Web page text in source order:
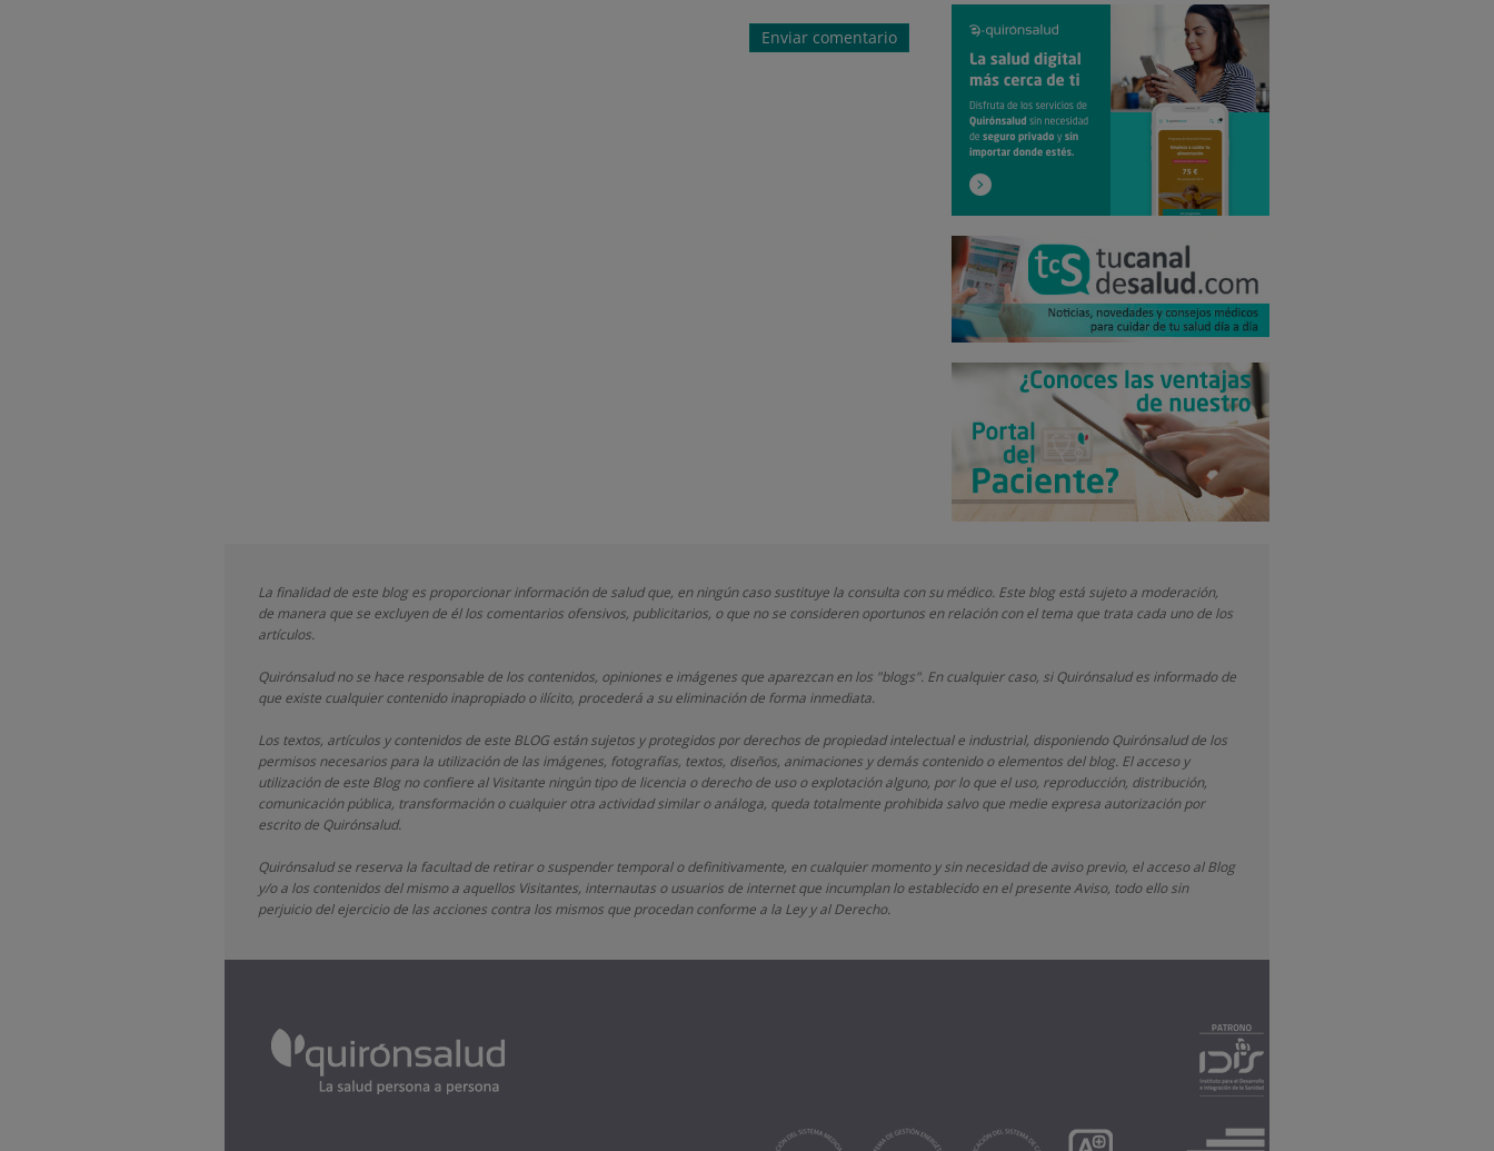
La finalidad de este blog es proporcionar información de salud que, en ningún caso sustituye la consulta con su médico. Este blog está sujeto a moderación,
de manera que se excluyen de él los comentarios ofensivos, publicitarios, o que no se consideren oportunos en relación con el tema que trata cada uno de los
artículos.
Quirónsaludno se hace responsable de los contenidos, opiniones e imágenes que aparezcan en los "blogs". En cualquier caso, si Quirónsaludes informado de
que existe cualquier contenido inapropiado o ilícito, procederá a su eliminación de forma inmediata.
Los textos, artículos y contenidos de este BLOG están sujetos y protegidos por derechos de propiedad intelectual e industrial, disponiendoQuirónsaludde los
permisos necesarios para la utilización de las imágenes, fotografías, textos, diseños, animaciones y demás contenido o elementos del blog. El acceso y
utilización de este Blog no confiere al Visitante ningún tipo de licencia o derecho de uso o explotación alguno, por lo que el uso, reproducción, distribución,
comunicación pública, transformación o cualquier otra actividad similar o análoga, queda totalmente prohibida salvo que medie expresa autorización por
escrito de Quirónsalud.
Quirónsaludse reserva la facultad de retirar o suspender temporal o definitivamente, en cualquier momento y sin necesidad de aviso previo, el acceso al Blog
y/o a los contenidos del mismo a aquellos Visitantes, internautas o usuarios de internet que incumplan lo establecido en el presente Aviso, todo ello sin
perjuicio del ejercicio de las acciones contra los mismos que procedan conforme a la Ley y al Derecho.